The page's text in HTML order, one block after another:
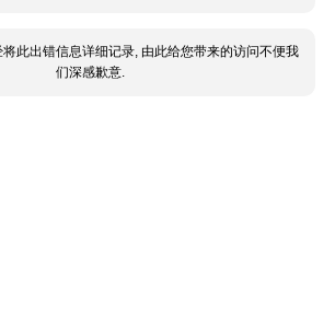
将此出错信息详细记录, 由此给您带来的访问不便我
们深感歉意.